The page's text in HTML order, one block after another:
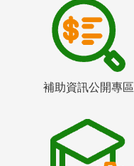
補助資訊公開專區